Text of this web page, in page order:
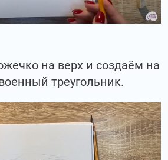
на верх и создаём на
треугольник.